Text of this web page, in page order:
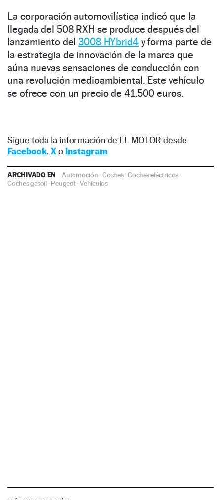
La corporación automovilística indicó que la
llegada del 508 RXH se produce después del
lanzamiento del 3008 HYbrid4 y forma parte de
la estrategia de innovación de la marca que
aúna nuevas sensaciones de conducción con
una revolución medioambiental. Este vehículo
se ofrece con un precio de 41.500 euros.
Sigue toda la información de EL MOTOR desde
Facebook, Xo Instagram
ARCHIVADO EN Automoción ·Coches·Coches eléctricos ·
Coches gasoil ·Peugeot·Vehículos